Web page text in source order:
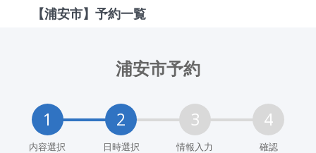
【浦安市】予約一覧
浦安市予約
内容選択 日時選択 情報入力 確認